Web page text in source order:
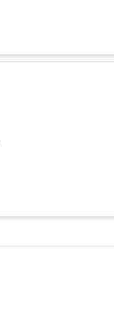
szűrők